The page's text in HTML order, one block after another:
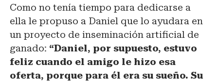
Como no tenía tiempo para dedicarse a
ella le propuso a Daniel que lo ayudara en
un proyecto de inseminación artificial de
ganado: “Daniel, por supuesto, estuvo
feliz cuando el amigo le hizo esa
oferta, porque para él era su sueño. Su